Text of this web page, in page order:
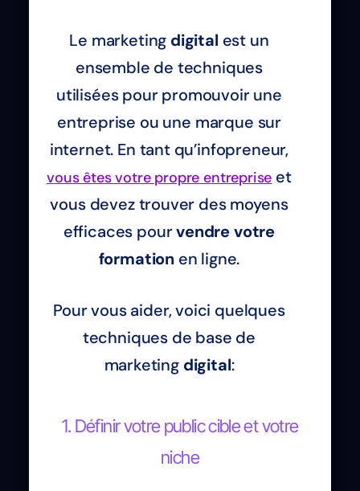
Le marketing digital est un
ensemble de techniques
utilisées pour promouvoir une
entreprise ou une marque sur
internet. En tant qu’infopreneur,
vous êtes votre propre entreprise et
vous devez trouver des moyens
efficaces pourvendre votre
formation en ligne.
Pour vous aider, voici quelques
techniques de base de
marketing digital:
1. Définir votre public cible et votre
niche